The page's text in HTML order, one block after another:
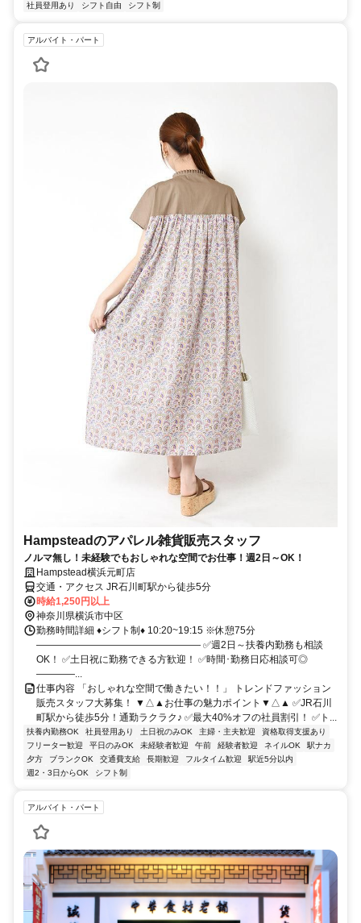
社員登用あり シフト自由 シフト制
アルバイト・パート
Hampsteadのアパレル雑貨販売スタッフ
ノルマ無し！未経験でもおしゃれな空間でお仕事！週2日～OK！
Hampstead横浜元町店
交通・アクセス JR石川町駅から徒歩5分
時給1,250円以上
神奈川県横浜市中区
勤務時間詳細 ♦シフト制♦ 10:20~19:15 ※休憩75分
――――――――――――――――― ✅週2日～扶養内勤務も相談
OK！ ✅土日祝に勤務できる方歓迎！ ✅時間･勤務日応相談可◎
――――...
仕事内容 「おしゃれな空間で働きたい！！」 トレンドファッション
販売スタッフ大募集！ ▼△▲お仕事の魅力ポイント▼△▲ ✅JR石川
町駅から徒歩5分！通勤ラクラク♪ ✅最大40%オフの社員割引！ ✅ト...
扶養内勤務OK 社員登用あり 土日祝のみOK 主婦・主夫歓迎
資格取得支援あり
フリーター歓迎
平日のみOK 未経験者歓迎 午前 経験者歓迎 ネイルOK
駅ナカ
夕方
ブランクOK 交通費支給 長期歓迎 フルタイム歓迎
駅近5分以内
週2・3日からOK
シフト制
アルバイト・パート